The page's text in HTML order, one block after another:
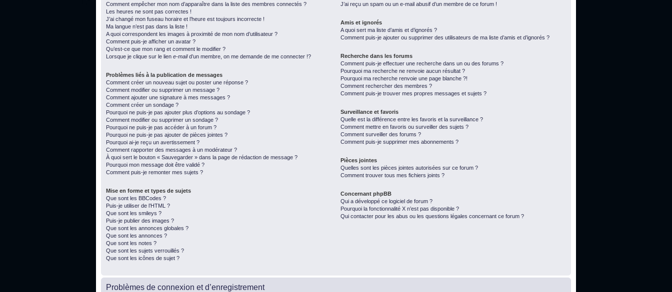
Comment empêcher mon nom d’apparaître dans la liste des membres connectés ?
Les heures ne sont pas correctes !
J’ai changé mon fuseau horaire et l’heure est toujours incorrecte !
Ma langue n’est pas dans la liste !
A quoi correspondent les images à proximité de mon nom d’utilisateur ?
Comment puis-je afficher un avatar ?
Qu’est-ce que mon rang et comment le modifier ?
Lorsque je clique sur le lien e-maild’un membre, on me demande de me connecter !?
Problèmes liés à la publication de messages
Comment créer un nouveau sujet ou poster une réponse ?
Comment modifier ou supprimer un message ?
Comment ajouter une signature à mes messages ?
Comment créer un sondage ?
Pourquoi ne puis-je pas ajouter plus d’options au sondage ?
Comment modifier ou supprimer un sondage ?
Pourquoi ne puis-je pas accéder à un forum ?
Pourquoi ne puis-je pas ajouter de pièces jointes ?
Pourquoi ai-je reçu un avertissement ?
Comment rapporter des messages à un modérateur ?
À quoi sert le bouton « Sauvegarder » dans la page de rédaction de message ?
Pourquoi mon message doit être validé ?
Comment puis-je remonter mes sujets ?
Mise en forme et types de sujets
Que sont les BBCodes ?
Puis-je utiliser de l’HTML ?
Que sont les smileys ?
Puis-je publier des images ?
Que sont les annonces globales ?
Que sont les annonces ?
Que sont les notes ?
Que sont les sujets verrouillés ?
Que sont les icônes de sujet ?
J’ai reçu un spam ou un e-mail abusif d’un membre de ce forum !
Amis et ignorés
A quoi sert ma liste d’amis et d’ignorés ?
Comment puis-je ajouter ou supprimer des utilisateurs de ma liste d’amis et d’ignorés ?
Recherche dans les forums
Comment puis-je effectuer une recherche dans un ou des forums ?
Pourquoi ma recherche ne renvoie aucun résultat ?
Pourquoi ma recherche renvoie une page blanche ?!
Comment rechercher des membres ?
Comment puis-je trouver mes propres messages et sujets ?
Surveillance et favoris
Quelle est la différence entre les favoris et la surveillance ?
Comment mettre en favoris ou surveiller des sujets ?
Comment surveiller des forums ?
Comment puis-je supprimer mes abonnements ?
Pièces jointes
Quelles sont les pièces jointes autorisées sur ce forum ?
Comment trouver tous mes fichiers joints ?
Concernant phpBB
Qui a développé ce logiciel de forum ?
Pourquoi la fonctionnalité X n’est pas disponible ?
Qui contacter pour les abus ou les questions légales concernant ce forum ?
Problèmes de connexion et d’enregistrement